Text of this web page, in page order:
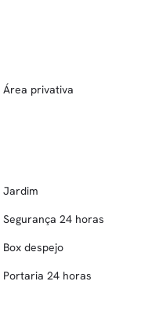
Área privativa
Jardim
Segurança 24 horas
Box despejo
Portaria 24 horas